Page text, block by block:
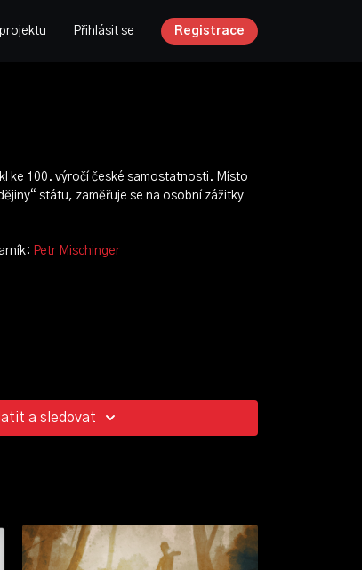
Přihlásit se Registrace
ke 100. výročí české samostatnosti. Místo
státu, zaměřuje se na osobní zážitky
Petr Mischinger
a sledovat